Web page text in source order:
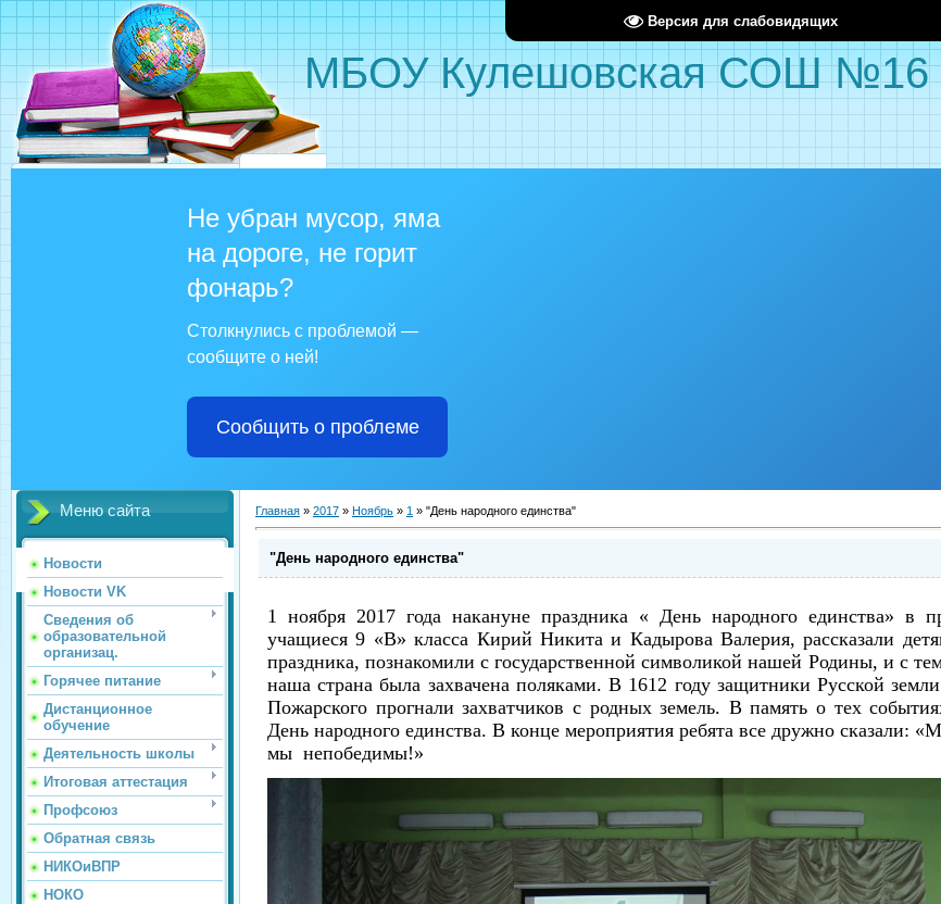
Версия для слабовидящих
МБОУ Кулешовская СОШ №16
Не убран мусор, яма
на дороге, не горит
фонарь?
Столкнулись с проблемой —
сообщите о ней!
Сообщить о проблеме
Меню сайта
Новости
Новости VK
Сведения об
образовательной
организац.
Горячее питание
Дистанционное
обучение
Деятельность школы
Итоговая аттестация
Профсоюз
Обратная связь
НИКОиВПР
НОКО
Главная » 2017 » Ноябрь » 1 » "День народного единства"
"День народного единства"
1 ноября 2017 года накануне праздника « День народного единства» в
учащиеся 9 «В» класса Кирий Никита и Кадырова Валерия, рассказали
праздника, познакомили с государственной символикой нашей Родины, и с
наша страна была захвачена поляками. В 1612 году защитники Русской
Пожарского прогнали захватчиков с родных земель. В память о тех
День народного единства. В конце мероприятия ребята все дружно сказали:
мы непобедимы!»